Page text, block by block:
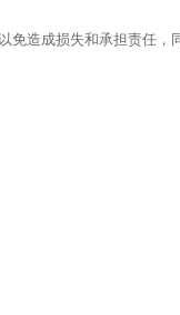
造成损失和承担责任，